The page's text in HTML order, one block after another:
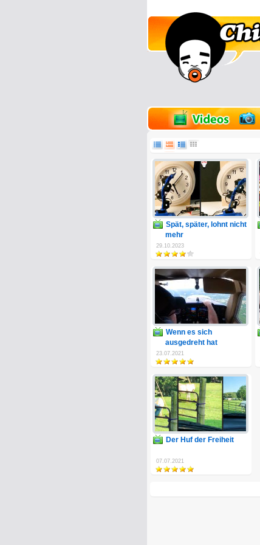
Spät, später, lohnt nicht
mehr
29.10.2023
Wenn es sich
ausgedreht hat
23.07.2021
Der Huf der Freiheit
07.07.2021